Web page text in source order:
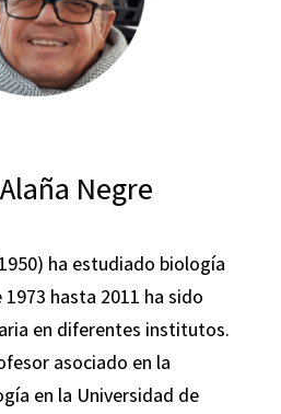
Negre
ha estudiado biología
hasta 2011 ha sido
en diferentes institutos.
asociado en la
en la Universidad de